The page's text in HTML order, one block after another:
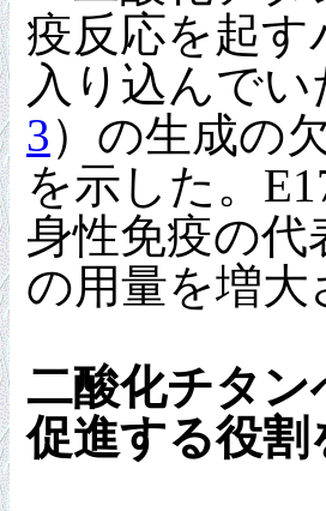
疫反応を起す
入り込んで
3）の生成の
を示した。
身性免疫の
の用量を増大
二酸化チタン
促進する役割